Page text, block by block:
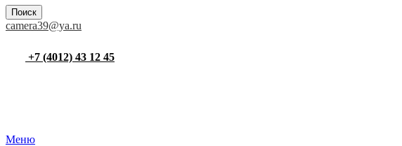
Поиск
camera39@ya.ru
+7 (4012) 43 12 45
Меню